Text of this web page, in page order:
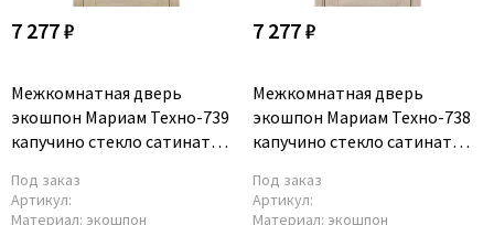
7 277 ₽
Межкомнатная дверь
экошпон Мариам Техно-739
капучино стекло сатинат
Под заказ
Артикул:
Материал: экошпон
7 277 ₽
Межкомнатная дверь
экошпон Мариам Техно-738
капучино стекло сатинат
Под заказ
Артикул:
Материал: экошпон